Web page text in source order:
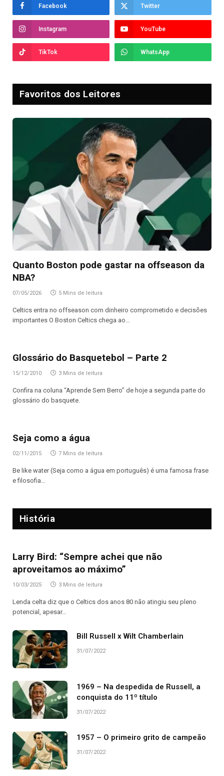
Facebook Twitter
Instagram YouTube
TikTok WhatsApp
Favoritos dos Leitores
Quanto Boston pode gastar na offseason da
NBA?
07/05/2026 5 Mins de leitura
Celtics entra no offseason com dinheiro comprometido e decisões
importantes O Boston Celtics chega ao…
Glossário do Basquetebol – Parte 2
15/12/2010 3 Mins de leitura
Confira na coluna “Aprende Sem Berro” de hoje a segunda parte do
glossário do basquete.
Seja como a água
02/11/2015 7 Mins de leitura
Be like water (Seja como a água em português) é uma famosa frase
e filosofia…
História
Larry Bird: “Sempre achei que não
aproveitamos ao máximo”
10/03/2025 3 Mins de leitura
Lenda celta diz que o Celtics dos anos 80 não atingiu seu pleno
potencial, apesar…
Bill Russell x Wilt Chamberlain
31/07/2022
1969 – Na despedida de Russell, a
conquista do 11º título
31/07/2022
1957 – O primeiro grito de campeão
31/07/2022